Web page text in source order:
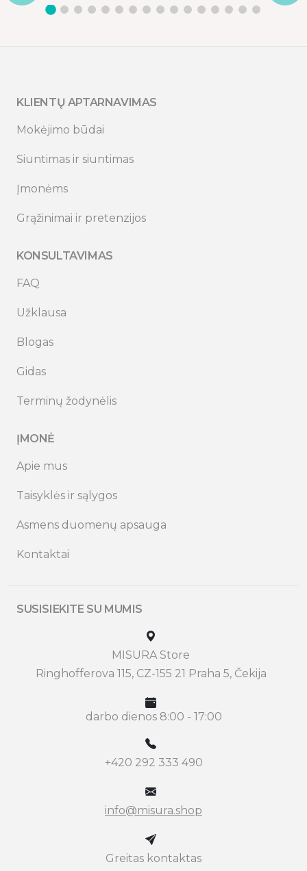
KLIENTŲ APTARNAVIMAS
Mokėjimo būdai
Siuntimas ir siuntimas
Įmonėms
Grąžinimai ir pretenzijos
KONSULTAVIMAS
FAQ
Užklausa
Blogas
Gidas
Terminų žodynėlis
ĮMONĖ
Apie mus
Taisyklės ir sąlygos
Asmens duomenų apsauga
Kontaktai
SUSISIEKITE SU MUMIS
MISURA Store
Ringhofferova 115, CZ-155 21 Praha 5, Čekija
darbo dienos 8:00 - 17:00
+420 292 333 490
info@misura.shop
Greitas kontaktas